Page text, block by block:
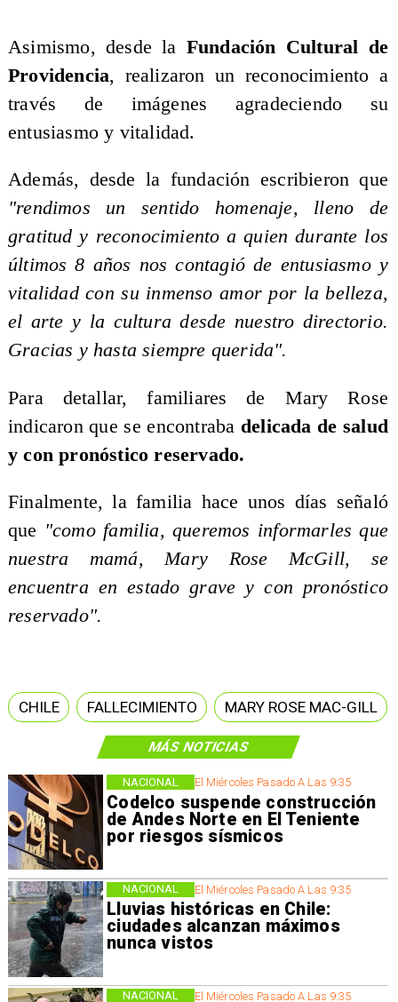
MÁS NOTICIAS
El Miércoles Pasado A Las 9:35
Codelco suspende construcción
de Andes Norte en El Teniente
por riesgos sísmicos
NACIONAL
El Miércoles Pasado A Las 9:35
Lluvias históricas en Chile:
ciudades alcanzan máximos
nunca vistos
NACIONAL
El Miércoles Pasado A Las 9:35
NACIONAL
​Asimismo, desde la Fundación Cultural de
Providencia, realizaron un reconocimiento a
través de imágenes agradeciendo su
entusiasmo y vitalidad.
Además, desde la fundación escribieron que
"rendimos un sentido homenaje, lleno de
gratitud y reconocimiento a quien durante los
últimos 8 años nos contagió de entusiasmo y
vitalidad con su inmenso amor por la belleza,
el arte y la cultura desde nuestro directorio.
Gracias y hasta siempre querida".
Para detallar, familiares de Mary Rose
indicaron que se encontraba delicada de salud
y con pronóstico reservado.
Finalmente, la familia hace unos días señaló
que "como familia, queremos informarles que
nuestra mamá, Mary Rose McGill, se
encuentra en estado grave y con pronóstico
reservado".
CHILE FALLECIMIENTO MARY ROSE MAC-GILL